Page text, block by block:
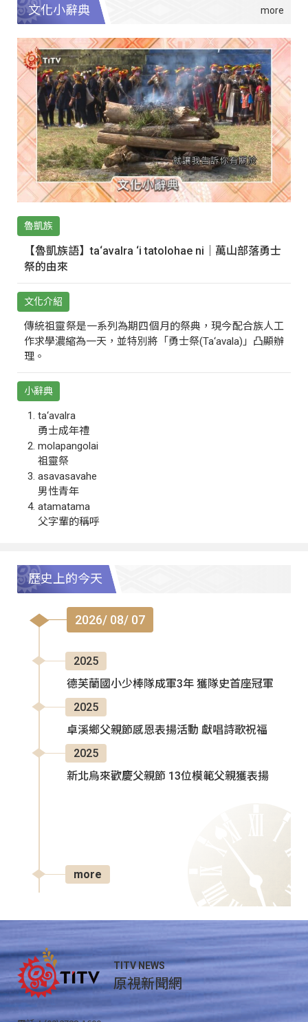
文化小辭典
魯凱族
【魯凱族語】ta‘avalra ‘i tatolohae ni｜萬山部落勇士
祭的由來
文化介紹
傳統祖靈祭是一系列為期四個月的祭典，現今配合族人工
作求學濃縮為一天，並特別將「勇士祭(Ta‘avala)」凸顯辦
理。
小辭典
ta‘avalra
勇士成年禮
molapangolai
祖靈祭
asavasavahe
男性青年
atamatama
父字輩的稱呼
歷史上的今天
2026/ 08/ 07
2025
德芙蘭國小少棒隊成軍3年 獲隊史首座冠軍
2025
卓溪鄉父親節感恩表揚活動 獻唱詩歌祝福
2025
新北烏來歡慶父親節 13位模範父親獲表揚
more
TITV NEWS
原視新聞網